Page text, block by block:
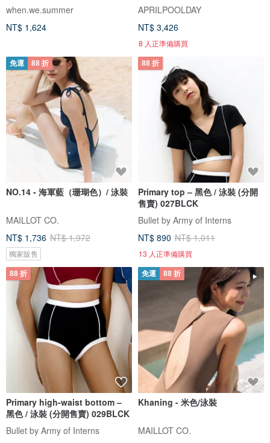
when.we.summer
NT$ 1,624
APRILPOOLDAY
NT$ 3,426
8 人正準備購買
免運 88 折
NO.14 - 海軍藍（珊瑚色）/ 泳裝
MAILLOT CO.
NT$ 1,736 NT$ 1,972
獨家販售
88 折
Primary top – 黑色 / 泳裝 (分開
售賣) 027BLCK
Bullet by Army of Interns
NT$ 890 NT$ 1,011
13 人正準備購買
88 折
Primary high-waist bottom –
黑色 / 泳裝 (分開售賣) 029BLCK
Bullet by Army of Interns
免運 88 折
Khaning - 米色/泳裝
MAILLOT CO.